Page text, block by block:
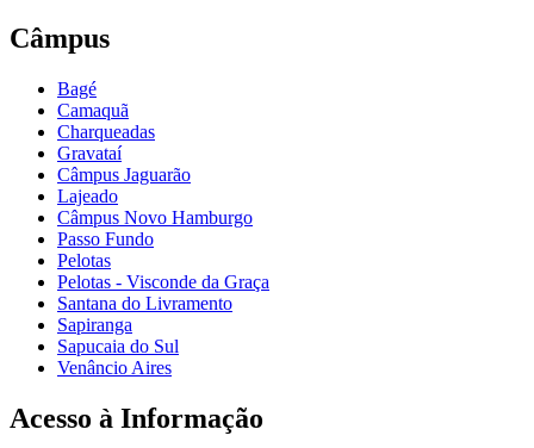
Câmpus
Bagé
Camaquã
Charqueadas
Gravataí
Câmpus Jaguarão
Lajeado
Câmpus Novo Hamburgo
Passo Fundo
Pelotas
Pelotas - Visconde da Graça
Santana do Livramento
Sapiranga
Sapucaia do Sul
Venâncio Aires
Acesso à Informação